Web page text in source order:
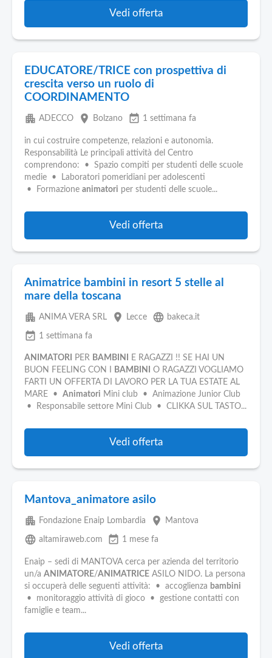
Vedi offerta
EDUCATORE/TRICE con prospettiva di
crescita verso un ruolo di
COORDINAMENTO
apartment ADECCO place Bolzano event_available 1 settimana fa
in cui costruire competenze, relazioni e autonomia.
Responsabilità Le principali attività del Centro
comprendono: • Spazio compiti per studenti delle scuole
medie • Laboratori pomeridiani per adolescenti
• Formazione animatori per studenti delle scuole...
Vedi offerta
Animatrice bambini in resort 5 stelle al
mare della toscana
apartment ANIMA VERA SRL place Lecce language bakeca.it
event_available 1 settimana fa
ANIMATORI PER BAMBINI
E RAGAZZI !! SE HAI UN
BUON FEELING CON I
BAMBINI
O RAGAZZI VOGLIAMO
FARTI UN OFFERTA DI LAVORO PER LA TUA ESTATE AL
MARE • Animatori Mini club • Animazione Junior Club
• Responsabile settore Mini Club • CLIKKA SUL TASTO...
Vedi offerta
Mantova_animatore asilo
apartment Fondazione Enaip Lombardia place Mantova
language altamiraweb.com event_available 1 mese fa
Enaip – sedi di MANTOVA cerca per azienda del territorio
un/a ANIMATORE/ANIMATRICE ASILO NIDO. La persona
si occuperà delle seguenti attività: • accoglienza bambini
• monitoraggio attività di gioco • gestione contatti con
famiglie e team...
Vedi offerta